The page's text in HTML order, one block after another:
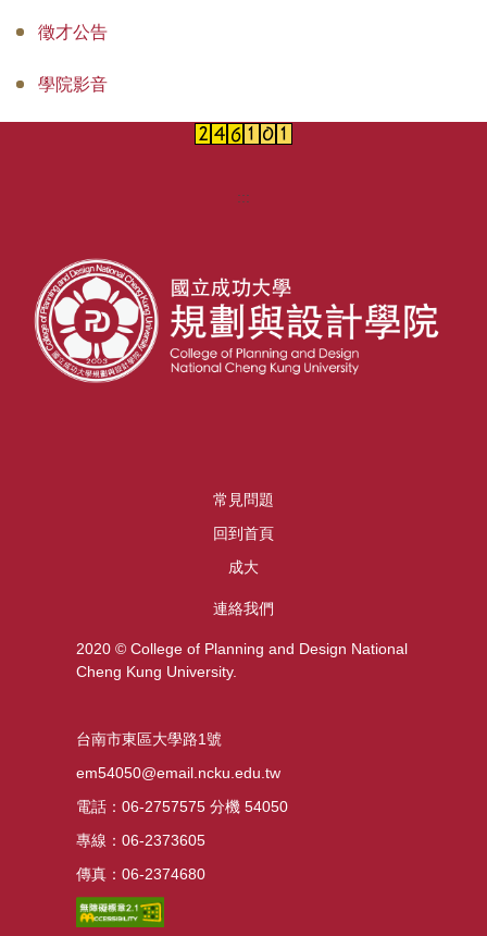
徵才公告
學院影音
:::
常見問題
回到首頁
成大
連絡我們
2020 © College of Planning and Design National
Cheng Kung University.
台南市東區大學路1號
em54050@email.ncku.edu.tw
電話：06-2757575 分機 54050
專線：06-2373605
傳真：06-2374680